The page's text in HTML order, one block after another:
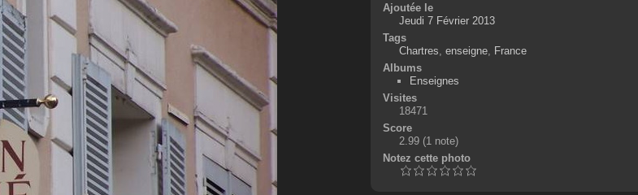
Ajoutée le
Jeudi 7 Février 2013
Tags
Chartres enseigne, France
Albums
Enseignes
Visites
18471
Score
2.99 (1 note)
Notez cette photo